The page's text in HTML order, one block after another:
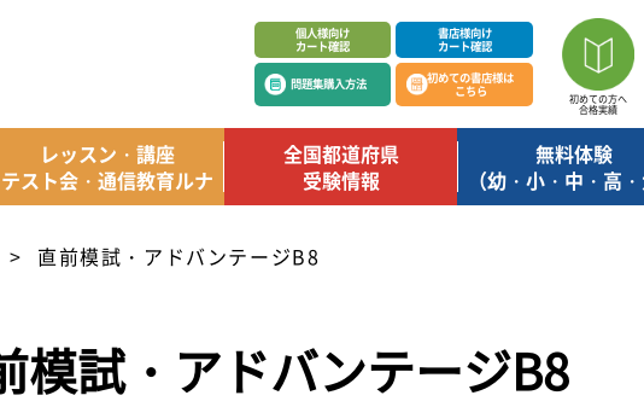
個人様向け
カート確認
書店様向け
カート確認
問題集購入方法 初めての書店様は
こちら 初めての方へ
合格実績
レッスン・講座
テスト会・通信教育ルナ
全国都道府県
受験情報
無料体験
（幼・小・中・高・
直前模試・アドバンテージB8
模試・アドバンテージB8